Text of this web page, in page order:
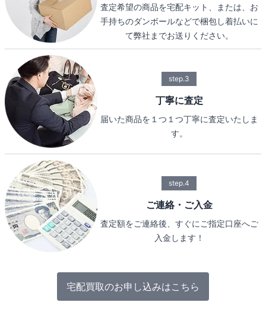
査定希望の商品を宅配キット、または、お
手持ちのダンボールなどで梱包し着払いに
て弊社までお送りください。
step.3
丁寧に査定
届いた商品を１つ１つ丁寧に査定いたしま
す。
step.4
ご連絡・ご入金
査定額をご連絡後、すぐにご指定口座へご
入金します！
宅配買取のお申し込みはこちら